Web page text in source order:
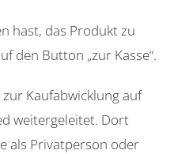
hast, das Produkt zu
den Button „zur Kasse“.
Kaufabwicklung auf
weitergeleitet. Dort
als Privatperson oder